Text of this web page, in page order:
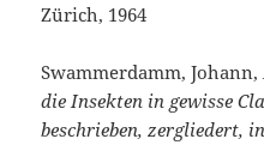
Zürich, 1964
Swammerdamm, Johann,
die Insekten in gewisse
beschrieben, zergliedert,